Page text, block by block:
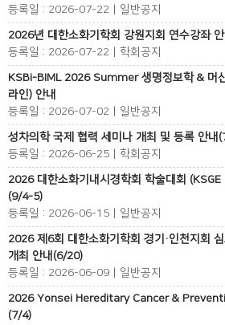
등록일 : 2026-07-22 | 일반공지
2026년 대한소화기학회 강원지회 연수강좌
등록일 : 2026-07-22 | 학회공지
KSBi-BIML 2026 Summer 생명정보학 & 머
라인) 안내
등록일 : 2026-07-02 | 일반공지
성차의학 국제 협력 세미나 개최 및 등록 안내
등록일 : 2026-06-25 | 학회공지
2026 대한소화기내시경학회 학술대회
(9/4-5)
등록일 : 2026-06-15 | 일반공지
2026 제6회 대한소화기학회 경기·인천지회
개최 안내(6/20)
등록일 : 2026-06-09 | 일반공지
2026 Yonsei Hereditary Cancer &
(7/4)